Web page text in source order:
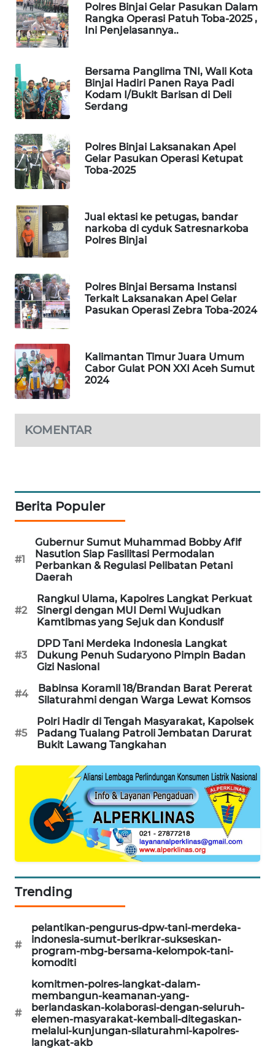
Polres Binjai Gelar Pasukan Dalam
Rangka Operasi Patuh Toba-2025 ,
Ini Penjelasannya..
Bersama Panglima TNI, Wali Kota
Binjai Hadiri Panen Raya Padi
Kodam I/Bukit Barisan di Deli
Serdang
Polres Binjai Laksanakan Apel
Gelar Pasukan Operasi Ketupat
Toba-2025
Jual ektasi ke petugas, bandar
narkoba di cyduk Satresnarkoba
Polres Binjai
Polres Binjai Bersama Instansi
Terkait Laksanakan Apel Gelar
Pasukan Operasi Zebra Toba-2024
Kalimantan Timur Juara Umum
Cabor Gulat PON XXI Aceh Sumut
2024
KOMENTAR
Berita Populer
#1
Gubernur Sumut Muhammad Bobby Afif
Nasution Siap Fasilitasi Permodalan
Perbankan & Regulasi Pelibatan Petani
Daerah
#2
Rangkul Ulama, Kapolres Langkat Perkuat
Sinergi dengan MUI Demi Wujudkan
Kamtibmas yang Sejuk dan Kondusif
#3
DPD Tani Merdeka Indonesia Langkat
Dukung Penuh Sudaryono Pimpin Badan
Gizi Nasional
#4
Babinsa Koramil 18/Brandan Barat Pererat
Silaturahmi dengan Warga Lewat Komsos
#5
Polri Hadir di Tengah Masyarakat, Kapolsek
Padang Tualang Patroli Jembatan Darurat
Bukit Lawang Tangkahan
Trending
#
pelantikan-pengurus-dpw-tani-merdeka-
indonesia-sumut-berikrar-sukseskan-
program-mbg-bersama-kelompok-tani-
komoditi
#
komitmen-polres-langkat-dalam-
membangun-keamanan-yang-
berlandaskan-kolaborasi-dengan-seluruh-
elemen-masyarakat-kembali-ditegaskan-
melalui-kunjungan-silaturahmi-kapolres-
langkat-akb
PORTAL
KONSUMEN
ALPERKLINAS
FORJASIDA
TAMBANG
NEWS
SITUNGIR
NEWS
SIDIKALANG
SIBARAGAS
NEWS
METRO
SIANTAR
NEWS
NEWS
NEWS
KRT
NEWS
KARING
NEWS
JURNAL
MARITIM
HUMBANG
NEWS
GARONGGANG
NEWS
FISUELRI
ID
ENERGI
NEWS
CILEUNGSI
BERKAT
NEWS
BERAMPU
NEWS
ANUGERAH
NEWS
AKHLAK
ID